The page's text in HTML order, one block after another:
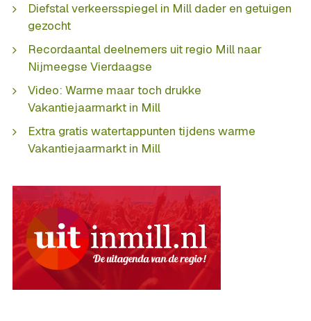
Diefstal verkeersspiegel in Mill dader en getuigen
gezocht
Recordaantal deelnemers uit regio Mill naar
Nijmeegse Vierdaagse
Video: Warme maar toch drukke
Vakantiejaarmarkt in Mill
Extra gratis watertappunten tijdens warme
Vakantiejaarmarkt in Mill